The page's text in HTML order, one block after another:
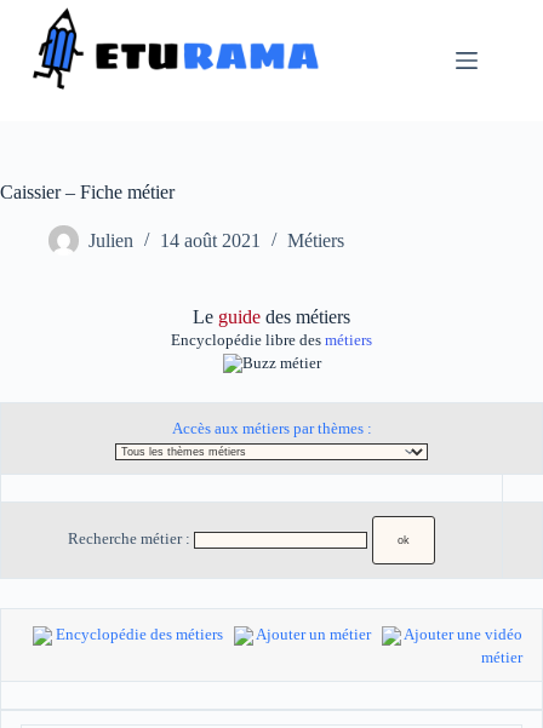
contenu
Caissier – Fiche métier
Julien 14 août 2021 Métiers
Le guide des métiers
Encyclopédie libre des métiers
Accès aux métiers par thèmes :
Recherche métier :
Encyclopédie des métiers Ajouter un métier
Ajouter une vidéo
métier